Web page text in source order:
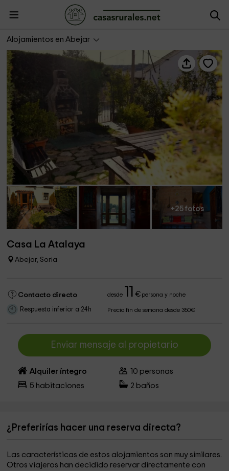
Alojamientos en Abejar
+25 fotos
Casa La Atalaya
Abejar, Soria
Contacto directo desde €persona y noche
Respuesta inferior a 24h Precio fin de semana desde 350€
Enviar mensaje al propietario
Alquiler íntegro 10 personas
5 habitaciones 2 baños
¿Preferirías hacer una reserva directa?
Las características de estos alojamientos son muy similares.
Otros viajeros han decidido reservar directamente con